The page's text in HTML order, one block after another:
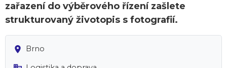
zařazení do výběrového řízení zašlete
strukturovaný životopis s fotografií.
Brno